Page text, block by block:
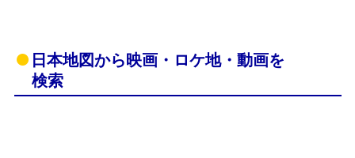
日本地図から映画・ロケ地・動画を
検索